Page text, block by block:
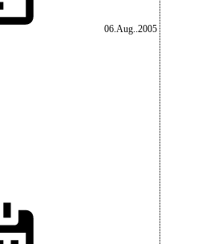
06.Aug..2005